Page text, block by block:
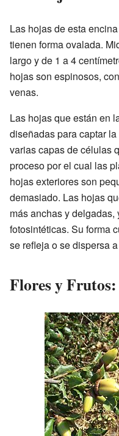
Las hojas de esta
tienen forma ovalada.
largo y de 1 a 4
hojas son espinosos,
venas.
Las hojas que están en
diseñadas para captar
varias capas de células
proceso por el cual las
hojas exteriores son
demasiado. Las hojas
más anchas y
fotosintéticas. Su forma
se refleja o se dispersa
Flores y